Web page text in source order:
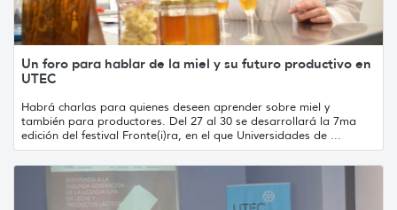
Un foro para hablar de la miel y su futuro productivo en
UTEC
Habrá charlas para quienes deseen aprender sobre miel y
también para productores. Del 27 al 30 se desarrollará la 7ma
edición del festival Fronte(i)ra, en el que Universidades de ...